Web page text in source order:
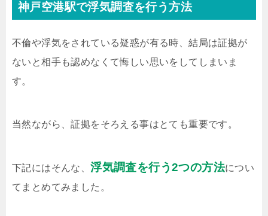
神戸空港駅で浮気調査を行う方法
不倫や浮気をされている疑惑が有る時、結局は証拠が
ないと相手も認めなくて悔しい思いをしてしまいま
す。
当然ながら、証拠をそろえる事はとても重要です。
下記にはそんな、浮気調査を行う2つの方法につい
てまとめてみました。